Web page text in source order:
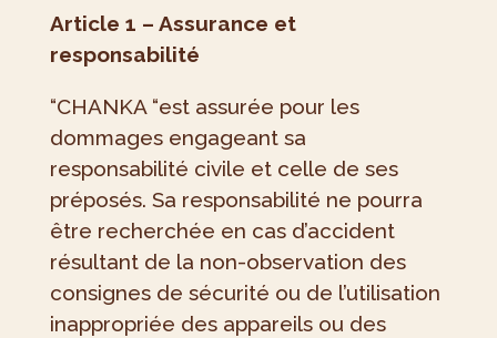
Article 1 – Assurance et
responsabilité
“CHANKA “est assurée pour les
dommages engageant sa
responsabilité civile et celle de ses
préposés. Sa responsabilité ne pourra
être recherchée en cas d’accident
résultant de la non-observation des
consignes de sécurité ou de l’utilisation
inappropriée des appareils ou des